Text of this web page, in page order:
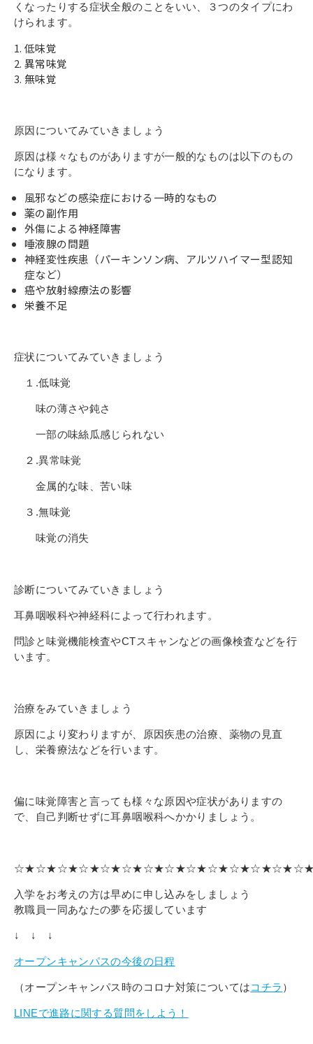
お問い合わせ
インターネット出願
教職員採用情報
個人情報の取り扱いについて
1号館総合受付：〒194-0022 東京都町田市森野1-7-8
TEL：042-729-1026 (平日8時30分〜17時30分)
くなったりする症状全般のことをいい、３つのタイプにわ
けられます。
低味覚
異常味覚
無味覚
原因についてみていきましょう
原因は様々なものがありますが一般的なものは以下のもの
になります。
風邪などの感染症における一時的なもの
薬の副作用
外傷による神経障害
唾液腺の問題
神経変性疾患（パーキンソン病、アルツハイマー型認知
症など）
癌や放射線療法の影響
栄養不足
症状についてみていきましょう
１.低味覚
味の薄さや鈍さ
一部の味絲瓜感じられない
２.異常味覚
金属的な味、苦い味
３.無味覚
味覚の消失
診断についてみていきましょう
耳鼻咽喉科や神経科によって行われます。
問診と味覚機能検査やCTスキャンなどの画像検査などを行
います。
治療をみていきましょう
原因により変わりますが、原因疾患の治療、薬物の見直
し、栄養療法などを行います。
偏に味覚障害と言っても様々な原因や症状がありますの
で、自己判断せずに耳鼻咽喉科へかかりましょう。
入学をお考えの方は早めに申し込みをしましょう
教職員一同あなたの夢を応援しています
↓ ↓ ↓
オープンキャンパスの今後の日程
（オープンキャンパス時のコロナ対策についてはコチラ ）
LINEで進路に関する質問をしよう！